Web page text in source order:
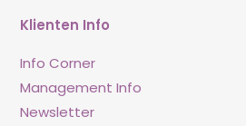
Klienten Info
Info Corner
Management Info
Newsletter